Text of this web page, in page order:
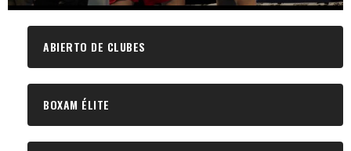
ABIERTO DE CLUBES
BOXAM ÉLITE